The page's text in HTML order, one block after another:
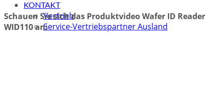
KONTAKT
Vertrieb
Service-Vertriebspartner Ausland
Schauen Sie sich das Produktvideo Wafer ID Reader
WID110 an: